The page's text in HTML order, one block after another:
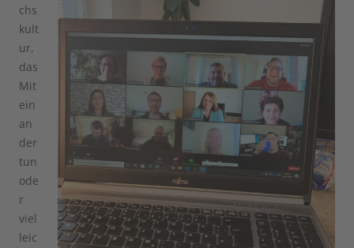
chs
kult
ur,
das
Mit
ein
an
der
tun
ode
r
viel
leic